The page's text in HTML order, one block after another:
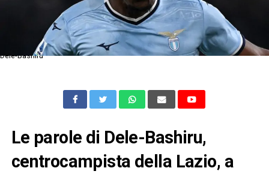
Dele-Bashiru
Le parole di Dele-Bashiru,
centrocampista della Lazio, a